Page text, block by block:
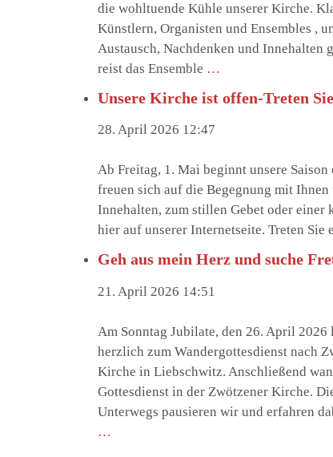
die wohltuende Kühle unserer Kirche.
Künstlern, Organisten und Ensembles ,
Austausch, Nachdenken und
reist das Ensemble …
Unsere Kirche ist offen-Treten
28. April 2026 12:47
Ab Freitag, 1. Mai beginnt unsere
freuen sich auf die Begegnung mit
Innehalten, zum stillen Gebet oder
hier auf unserer Internetseite. Treten
Geh aus mein Herz und suche
21. April 2026 14:51
Am Sonntag Jubilate, den 26. April
herzlich zum Wandergottesdienst nach
Kirche in Liebschwitz. Anschließend
Gottesdienst in der Zwötzener Kirche.
Unterwegs pausieren wir und erfahren
…